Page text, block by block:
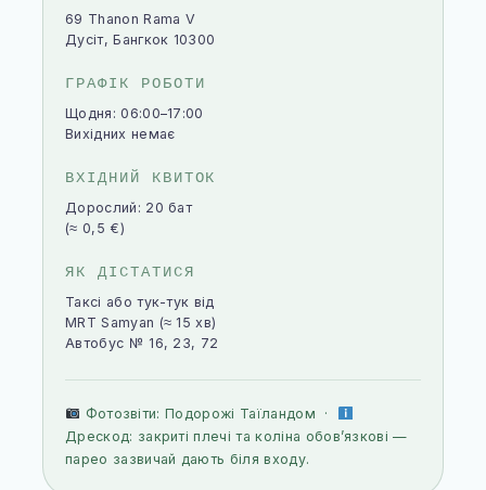
69 Thanon Rama V
Дусіт, Бангкок 10300
ГРАФІК РОБОТИ
Щодня: 06:00–17:00
Вихідних немає
ВХІДНИЙ КВИТОК
Дорослий: 20 бат
(≈ 0,5 €)
ЯК ДІСТАТИСЯ
Таксі або тук-тук від
MRT Samyan (≈ 15 хв)
Автобус № 16, 23, 72
Фотозвіти:Подорожі Таїландом ·
Дрескод: закриті плечі та коліна обов’язкові —
парео зазвичай дають біля входу.